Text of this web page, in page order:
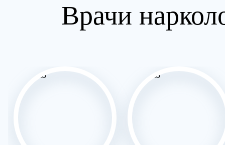
Врачи
Ваше имя
Ваше имя
Прикрепить файл
Отправить резюме